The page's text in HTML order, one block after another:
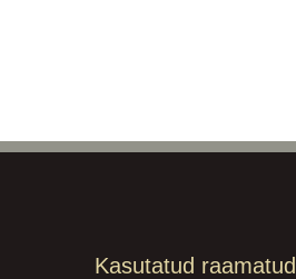
Kasutatud raamatud